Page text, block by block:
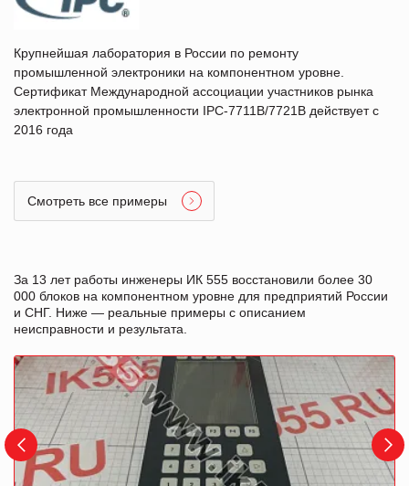
Крупнейшая лаборатория в России по ремонту
промышленной электроники на компонентном уровне.
Сертификат Международной ассоциации участников рынка
электронной промышленности IPC-7711B/7721B действует с
2016 года
Смотреть все примеры
За 13 лет работы инженеры ИК 555 восстановили более 30
000 блоков на компонентном уровне для предприятий России
и СНГ. Ниже — реальные примеры с описанием
неисправности и результата.